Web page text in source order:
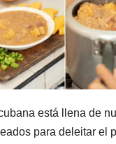
está llena de
para deleitar el